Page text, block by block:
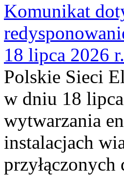
Komunikat
18 lipca 2026 r.
Polskie Sieci
w dniu 18
wytwarzania
instalacjach